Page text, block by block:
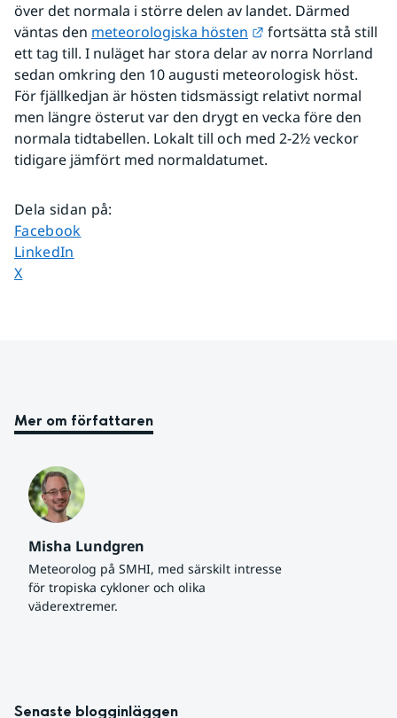
över det normala i större delen av landet. Därmed
väntas den meteorologiska hösten Länk till annan
fortsätta stå still
ett tag till. I nuläget har stora delar av norra Norrland
sedan omkring den 10 augusti meteorologisk höst.
För fjällkedjan är hösten tidsmässigt relativt normal
men längre österut var den drygt en vecka före den
normala tidtabellen. Lokalt till och med 2-2½ veckor
tidigare jämfört med normaldatumet.
Dela sidan på:
Dela sidan på
Facebook
Dela sidan på
LinkedIn
Dela sidan på
X
Mer om författaren
Misha Lundgren
Meteorolog på SMHI, med särskilt intresse
för tropiska cykloner och olika
väderextremer.
Senaste blogginläggen